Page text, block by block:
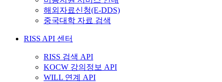
해외자료신청(E-DDS)
중국대학 자료 검색
RISS API 센터
RISS 검색 API
KOCW 강의정보 API
WILL 연계 API